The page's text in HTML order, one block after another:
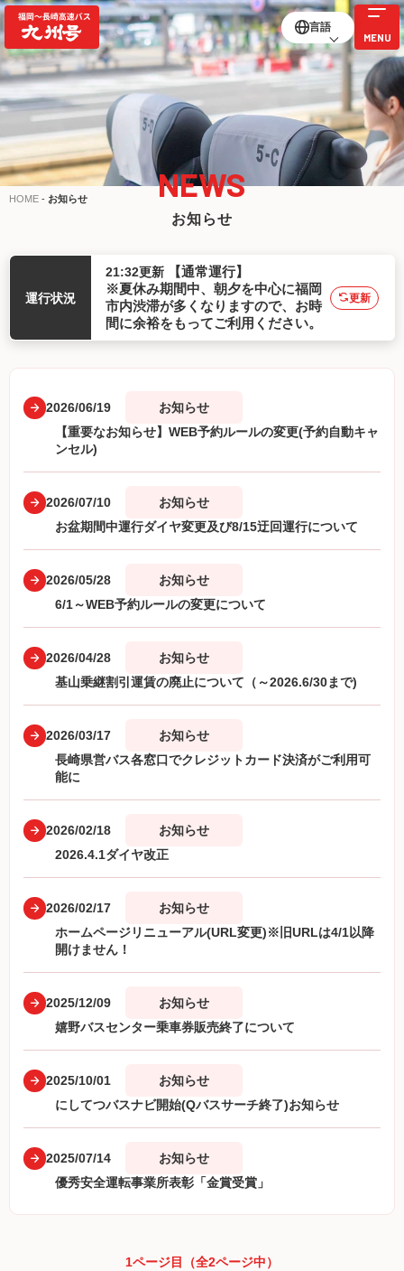
言語
HOME - お知らせ NEWS
お知らせ
運行状況
21:32更新
【通常運行】
※夏休み期間中、朝夕を中心に福岡
市内渋滞が多くなりますので、お時
間に余裕をもってご利用ください。
更新
2026/06/19
お知らせ
【重要なお知らせ】WEB予約ルールの変更(予約自動キャ
ンセル)
2026/07/10
お知らせ
お盆期間中運行ダイヤ変更及び8/15迂回運行について
2026/05/28
お知らせ
6/1～WEB予約ルールの変更について
2026/04/28
お知らせ
基山乗継割引運賃の廃止について（～2026.6/30まで)
2026/03/17
お知らせ
長崎県営バス各窓口でクレジットカード決済がご利用可
能に
2026/02/18
お知らせ
2026.4.1ダイヤ改正
2026/02/17
お知らせ
ホームページリニューアル(URL変更)※旧URLは4/1以降
開けません！
2025/12/09
お知らせ
嬉野バスセンター乗車券販売終了について
2025/10/01
お知らせ
にしてつバスナビ開始(Qバスサーチ終了)お知らせ
2025/07/14
お知らせ
優秀安全運転事業所表彰「金賞受賞」
1ページ目（全2ページ中）